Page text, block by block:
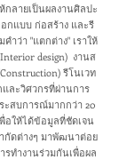
กลายเป็นผลงานศิลปะ
กแบบ ก่อสร้าง และรี
ำว่า "แตกต่าง" ​เราให้
design) งานส
รีโนเวท
ละวิศวกรที่ผ่านการ
ะสบการณ์มากกว่า 20
อให้ได้ข้อมูลที่ชัดเจน
ดต่างๆ มาพัฒนาต่อย
ทำงานร่วมกันเพื่อผล